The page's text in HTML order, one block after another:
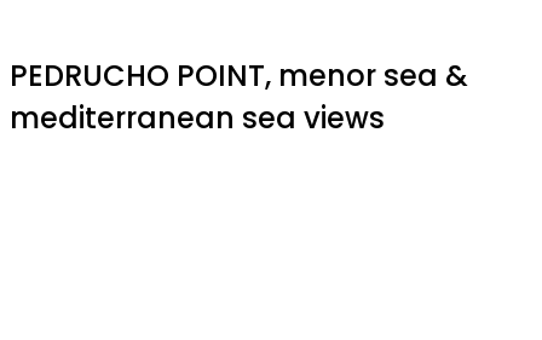
PEDRUCHO POINT, menor sea &
mediterranean sea views